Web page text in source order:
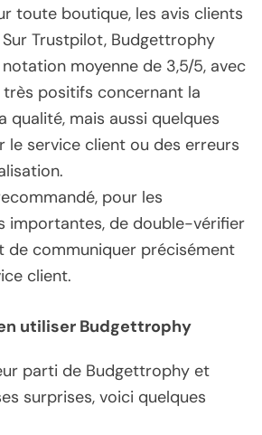
toute boutique, les avis clients
Trustpilot, Budgettrophy
moyenne de 3,5/5, avec
positifs concernant la
qualité, mais aussi quelques
le service client ou des erreurs
pour les
importantes, de double-vérifier
de communiquer précisément
client.
utiliser Budgettrophy
parti de Budgettrophy et
surprises, voici quelques